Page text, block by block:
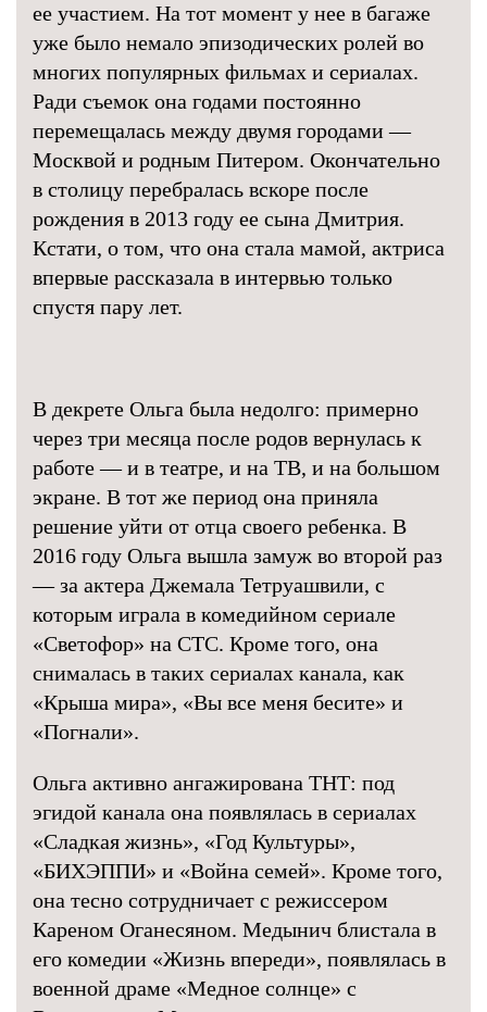
ее участием. На тот момент у нее в багаже
уже было немало эпизодических ролей во
многих популярных фильмах и сериалах.
Ради съемок она годами постоянно
перемещалась между двумя городами —
Москвой и родным Питером. Окончательно
в столицу перебралась вскоре после
рождения в 2013 году ее сына Дмитрия.
Кстати, о том, что она стала мамой, актриса
впервые рассказала в интервью только
спустя пару лет.
В декрете Ольга была недолго: примерно
через три месяца после родов вернулась к
работе — и в театре, и на ТВ, и на большом
экране. В тот же период она приняла
решение уйти от отца своего ребенка. В
2016 году Ольга вышла замуж во второй раз
— за актера Джемала Тетруашвили, с
которым играла в комедийном сериале
«Светофор» на СТС. Кроме того, она
снималась в таких сериалах канала, как
«Крыша мира», «Вы все меня бесите» и
«Погнали».
Ольга активно ангажирована ТНТ: под
эгидой канала она появлялась в сериалах
«Сладкая жизнь», «Год Культуры»,
«БИХЭППИ» и «Война семей». Кроме того,
она тесно сотрудничает с режиссером
Кареном Оганесяном. Медынич блистала в
его комедии «Жизнь впереди», появлялась в
военной драме «Медное солнце» с